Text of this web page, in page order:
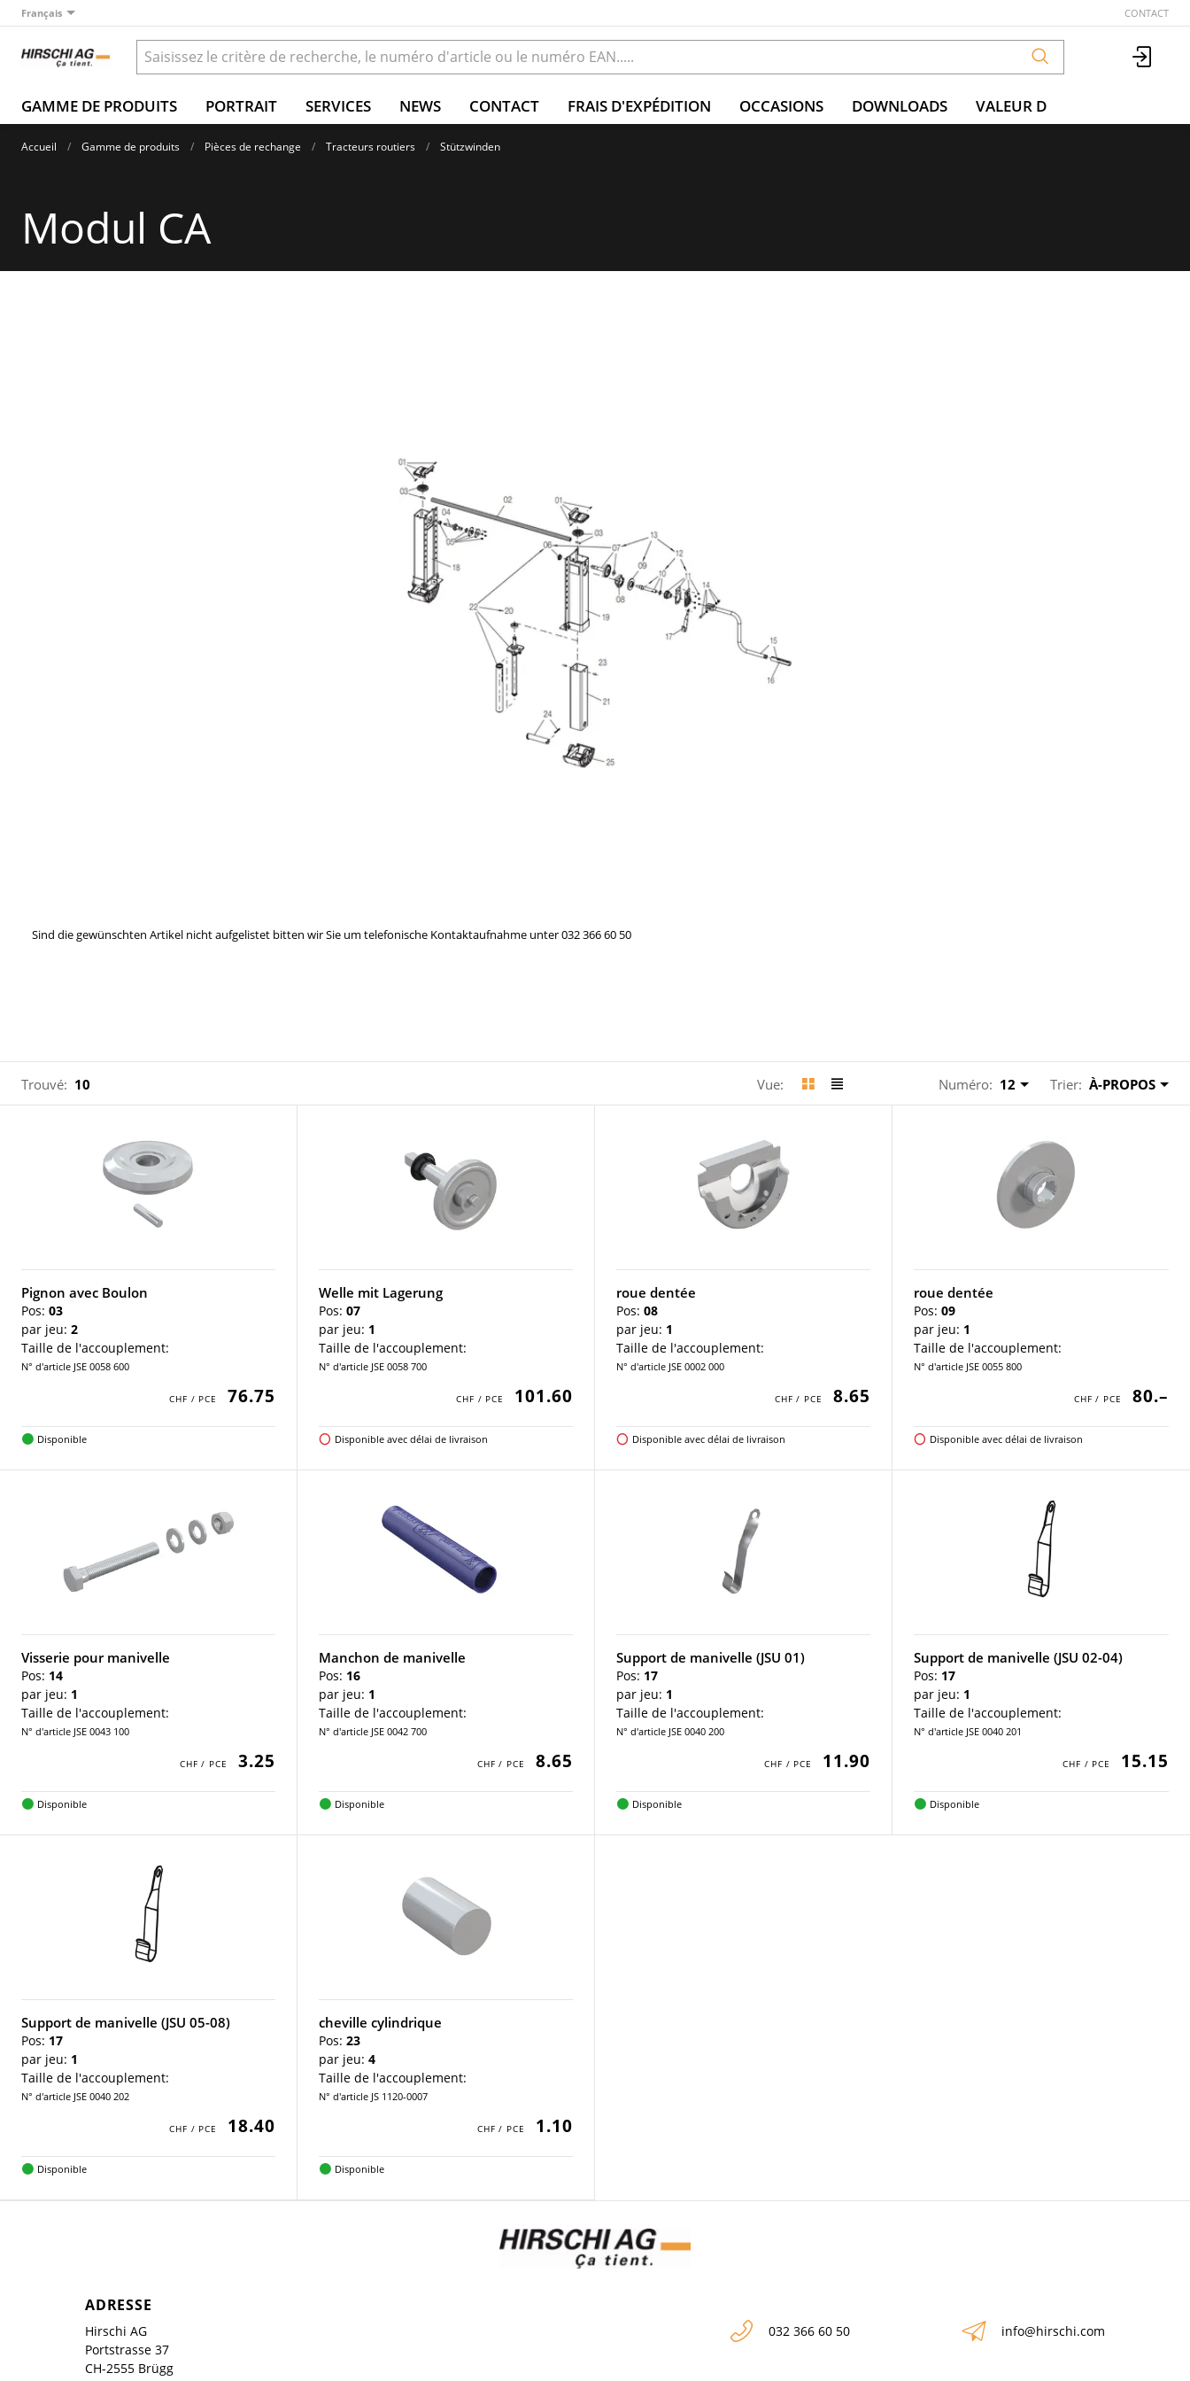
Français CONTACT
GAMME DE PRODUITS PORTRAIT SERVICES NEWS CONTACT FRAIS D'EXPÉDITION OCCASIONS DOWNLOADS VALEUR D
Accueil Gamme de produits Pièces de rechange Tracteurs routiers Stützwinden
Modul CA
Sind die gewünschten Artikel nicht aufgelistet bitten wir Sie um telefonische Kontaktaufnahme unter 032 366 60 50
Trouvé: 10 Vue: Numéro: 12 Trier: À-PROPOS
Pignon avec Boulon
Pos: 03
par jeu: 2
Taille de l'accouplement:
N° d'article JSE 0058 600
76.75
Disponible
Welle mit Lagerung
Pos: 07
par jeu: 1
Taille de l'accouplement:
N° d'article JSE 0058 700
101.60
Disponible avec délai de livraison
roue dentée
Pos: 08
par jeu: 1
Taille de l'accouplement:
N° d'article JSE 0002 000
8.65
Disponible avec délai de livraison
roue dentée
Pos: 09
par jeu: 1
Taille de l'accouplement:
N° d'article JSE 0055 800
80.–
Disponible avec délai de livraison
Visserie pour manivelle
Pos: 14
par jeu: 1
Taille de l'accouplement:
N° d'article JSE 0043 100
3.25
Disponible
Manchon de manivelle
Pos: 16
par jeu: 1
Taille de l'accouplement:
N° d'article JSE 0042 700
8.65
Disponible
Support de manivelle (JSU 01)
Pos: 17
par jeu: 1
Taille de l'accouplement:
N° d'article JSE 0040 200
11.90
Disponible
Support de manivelle (JSU 02-04)
Pos: 17
par jeu: 1
Taille de l'accouplement:
N° d'article JSE 0040 201
15.15
Disponible
Support de manivelle (JSU 05-08)
Pos: 17
par jeu: 1
Taille de l'accouplement:
N° d'article JSE 0040 202
18.40
Disponible
cheville cylindrique
Pos: 23
par jeu: 4
Taille de l'accouplement:
N° d'article JS 1120-0007
1.10
Disponible
ADRESSE
Hirschi AG
Portstrasse 37
CH-2555 Brügg
032 366 60 50 info@hirschi.com